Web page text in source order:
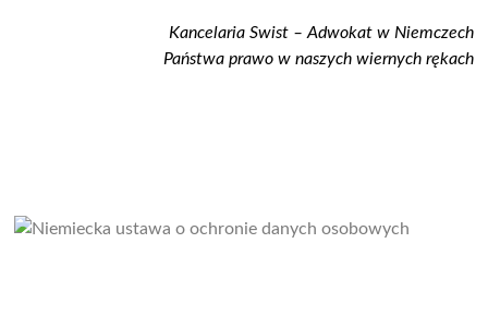
Kancelaria Swist – Adwokat w Niemczech
Państwa prawo w naszych wiernych rękach